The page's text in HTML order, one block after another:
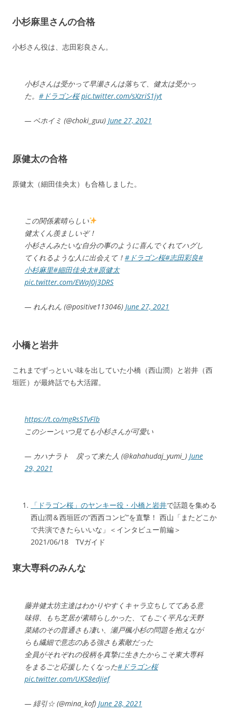
小杉麻里さんの合格
小杉さん役は、志田彩良さん。
小杉さんは受かって早瀬さんは落ちて、健太は受かっ
た。 #ドラゴン桜 pic.twitter.com/sXzriS1jyt
— ベホイミ (@choki_guu) June 27, 2021
原健太の合格
原健太（細田佳央太）も合格しました。
この関係素晴らしい
健太くん羨ましいぞ！
小杉さんみたいな自分の事のように喜んでくれてハグし
てくれるような人に出会えて！ #ドラゴン桜#志田彩良#
小杉麻里#細田佳央太#原健太
pic.twitter.com/EWaJ0j3DRS
— れんれん (@positive113046) June 27, 2021
小橋と岩井
これまでずっといい味を出していた小橋（西山潤）と岩井（西
垣匠）が最終話でも大活躍。
https://t.co/mgRs5TvFlb
このシーンいつ見ても小杉さんが可愛い
— カハナラト 戻って来た人 (@kahahudaj_yumi_) June
29, 2021
「ドラゴン桜」のヤンキー役・小橋と岩井で話題を集める
西山潤＆西垣匠の“西西コンビ”を直撃！ 西山「またどこか
で共演できたらいいな」＜インタビュー前編＞
2021/06/18 TVガイド
東大専科のみんな
藤井健太坊主達はわかりやすくキャラ立ちしててある意
味得、もち芝居が素晴らしかった、てもごく平凡な天野
菜緒のその普通さも凄い、瀬戸楓小杉の問題を抱えなが
らも繊細で意志のある強さも素敵だった
全員がそれぞれの役柄を真摯に生きたからこそ東大専科
をまるごと応援したくなった#ドラゴン桜
pic.twitter.com/UKS8edJief
— 緋引☆ (@mina_kof) June 28, 2021